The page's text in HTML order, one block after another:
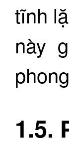
tĩnh
này
1.5.